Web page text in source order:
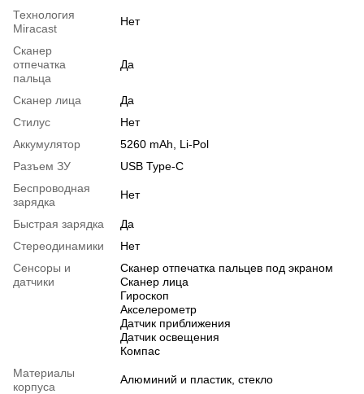
Технология
Miracast
Нет
Сканер
отпечатка
пальца
Да
Сканер лица
Да
Стилус
Нет
Аккумулятор
5260 mAh, Li-Pol
Разъем ЗУ
USB Type-C
Беспроводная
зарядка
Нет
Быстрая зарядка
Да
Стереодинамики
Нет
Сенсоры и
датчики
Сканер отпечатка пальцев под экраном
Сканер лица
Гироскоп
Акселерометр
Датчик приближения
Датчик освещения
Компас
Материалы
корпуса
Алюминий и пластик, стекло